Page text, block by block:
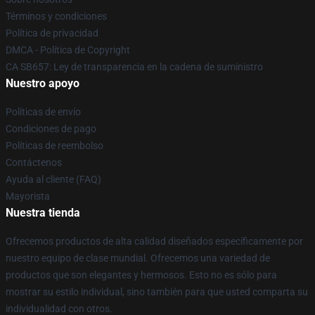
Términos y condiciones
Política de privacidad
DMCA - Política de Copyright
CA SB657: Ley de transparencia en la cadena de suministro
Nuestro apoyo
Políticas de envío
Condiciones de pago
Políticas de reembolso
Contáctenos
Ayuda al cliente (FAQ)
Mayorista
Nuestra tienda
Ofrecemos productos de alta calidad diseñados específicamente por
nuestro equipo de clase mundial. Ofrecemos una variedad de
productos que son elegantes y hermosos. Esto no es sólo para
mostrar su estilo individual, sino también para que usted comparta su
individualidad con otros.